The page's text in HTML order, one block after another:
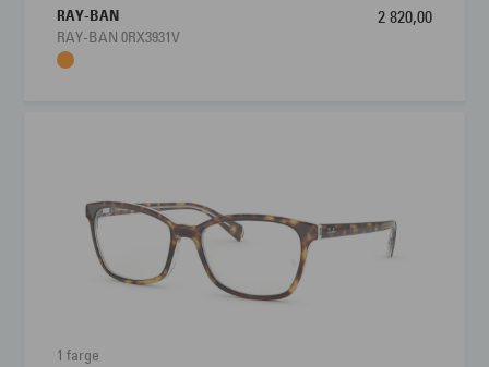
RAY-BAN
RAY-BAN 0RX3931V
2 820,00
1 farge